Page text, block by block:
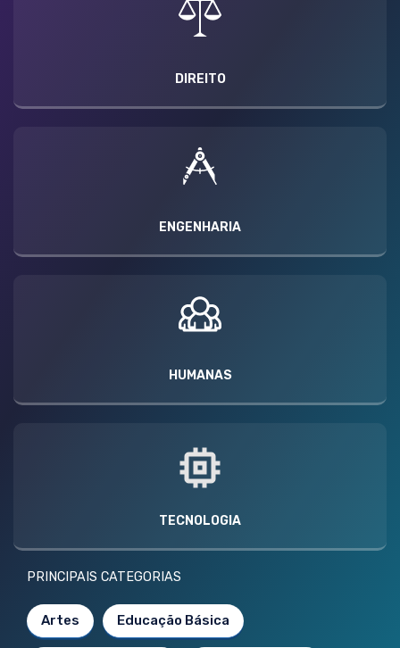
DIREITO
ENGENHARIA
HUMANAS
TECNOLOGIA
PRINCIPAIS CATEGORIAS
Artes Educação Básica